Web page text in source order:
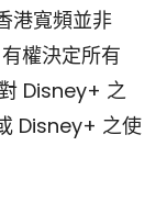
港寬頻並非
權決定所有
Disney+ 之
Disney+ 之使